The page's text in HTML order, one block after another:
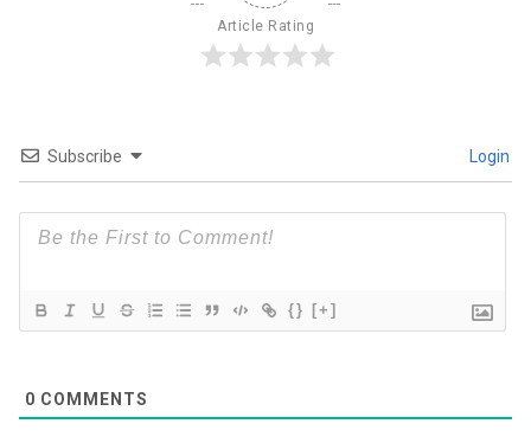
Article Rating
Subscribe Login
{} [+]
0 COMMENTS